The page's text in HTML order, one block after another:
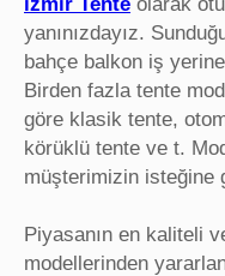
yanınızdayız.
bahçe balkon iş
Birden fazla tente
göre klasik tente,
körüklü tente ve t.
müşterimizin isteğine
Piyasanın en kaliteli
modellerinden